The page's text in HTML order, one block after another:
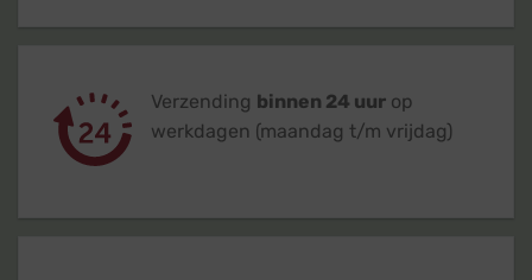
Verzending binnen 24 uur op
werkdagen (maandag t/m vrijdag)